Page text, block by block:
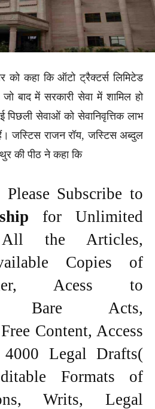
को कहा कि ऑटो ट्रैक्टर्स लिमिटेड
बाद में सरकारी सेवा में शामिल हो
पिछली सेवाओं को सेवानिवृत्तिक लाभ
जस्टिस राजन रॉय, जस्टिस अब्दुल
की पीठ ने कहा कि
Subscribe to
for Unlimited
the Articles,
Copies of
Acess to
Bare Acts,
Content, Access
Legal Drafts(
Formats of
Writs, Legal